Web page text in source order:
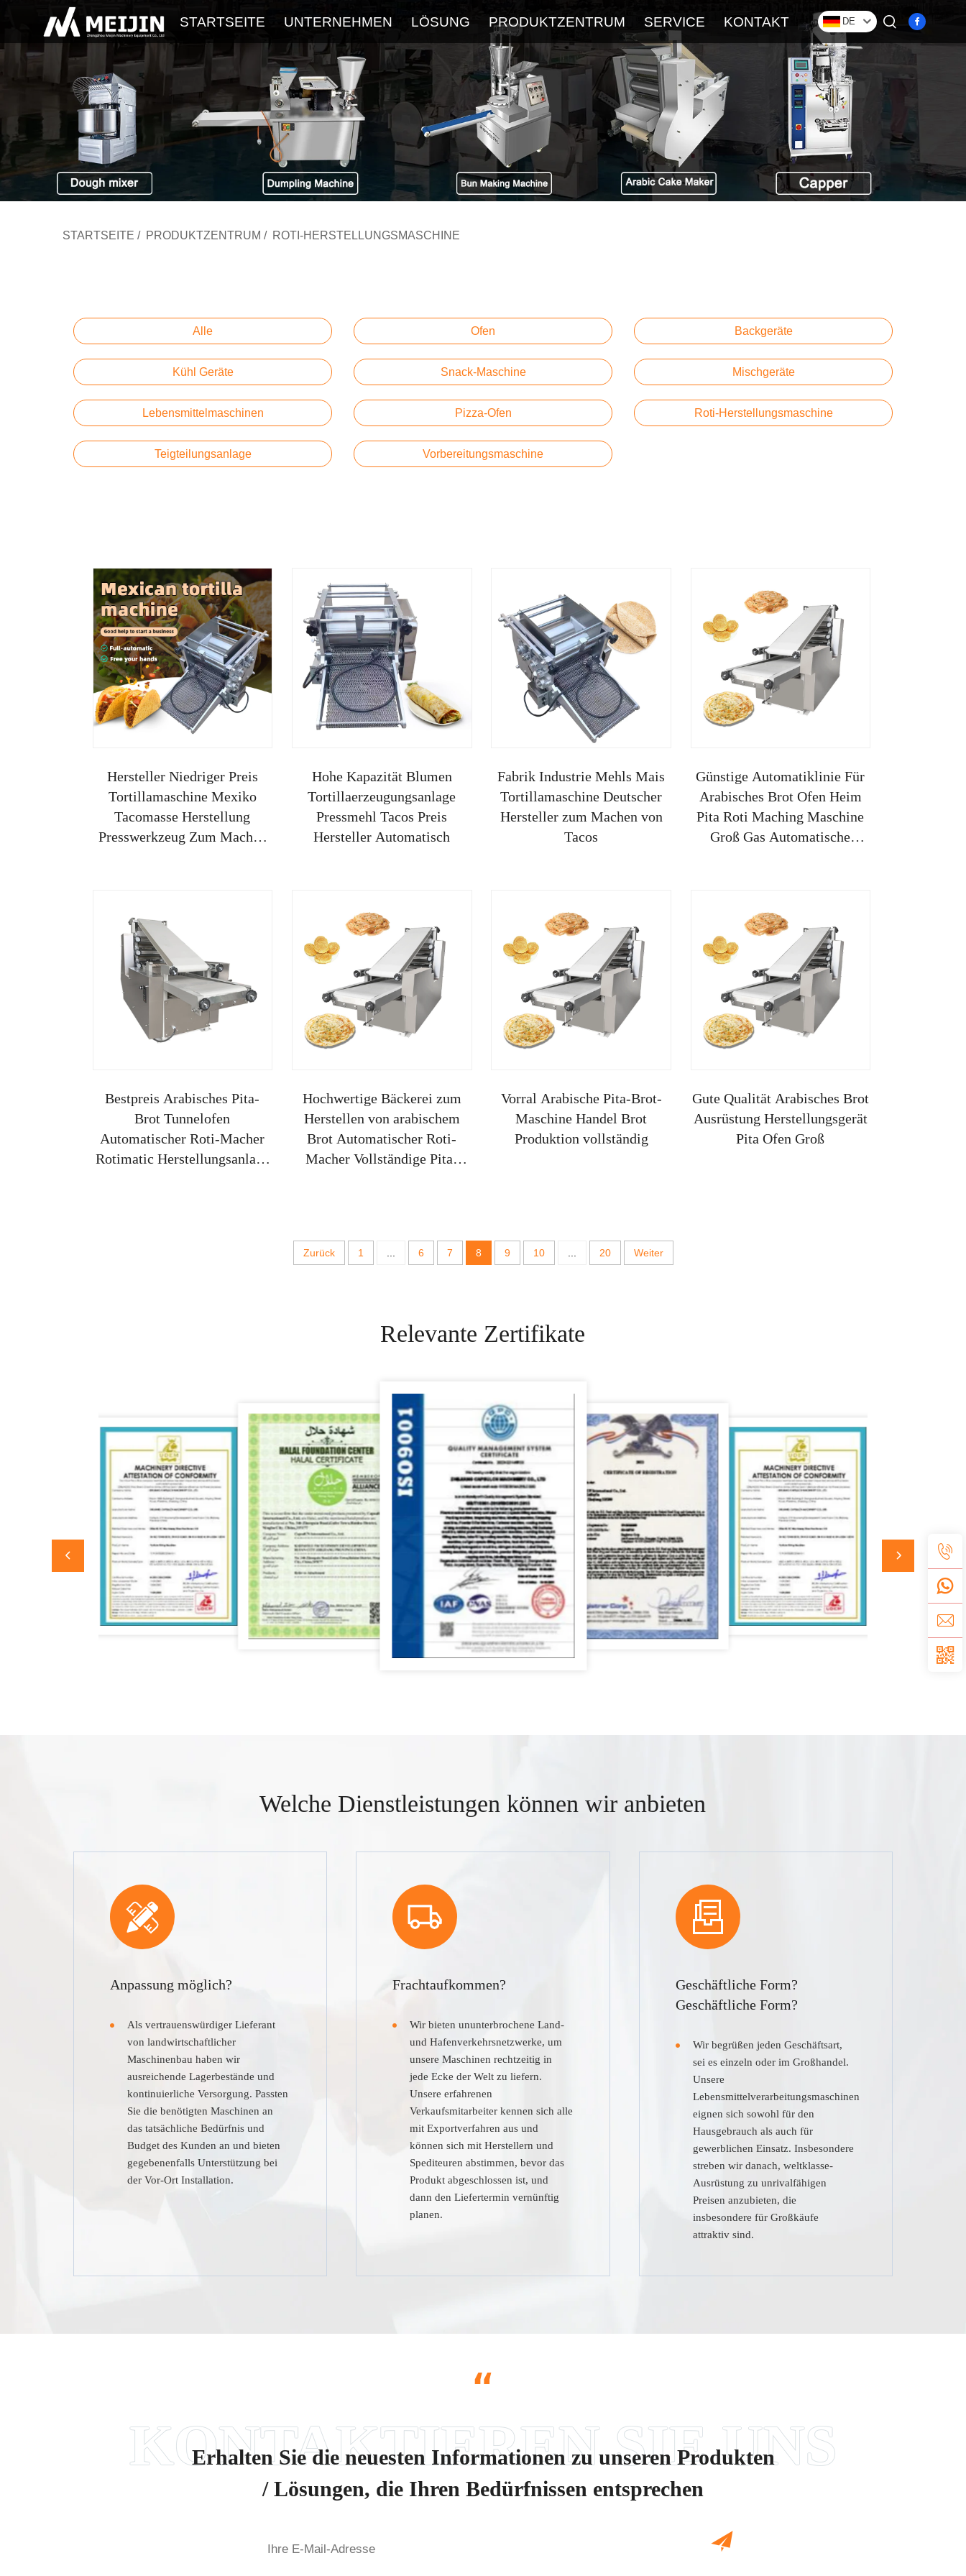
STARTSEITE UNTERNEHMEN
Über Neueste Blog
LÖSUNG PRODUKTZENTRUM SERVICE
Service FAQ
KONTAKT DE
STARTSEITE / PRODUKTZENTRUM / ROTI-HERSTELLUNGSMASCHINE
Alle Ofen Backgeräte
Kühl Geräte Snack-Maschine Mischgeräte
Lebensmittelmaschinen Pizza-Ofen Roti-Herstellungsmaschine
Teigteilungsanlage Vorbereitungsmaschine
Hersteller Niedriger Preis
Tortillamaschine Mexiko
Tacomasse Herstellung
Presswerkzeug Zum Machen
Hohe Kapazität Blumen
Tortillaerzeugungsanlage
Pressmehl Tacos Preis
Hersteller Automatisch
Fabrik Industrie Mehls Mais
Tortillamaschine Deutscher
Hersteller zum Machen von
Tacos
Günstige Automatiklinie Für
Arabisches Brot Ofen Heim
Pita Roti Maching Maschine
Groß Gas Automatische
Bestpreis Arabisches Pita-
Brot Tunnelofen
Automatischer Roti-Macher
Rotimatic Herstellungsanlage
Hochwertige Bäckerei zum
Herstellen von arabischem
Brot Automatischer Roti-
Macher Vollständige Pita-
Vorral Arabische Pita-Brot-
Maschine Handel Brot
Produktion vollständig
Gute Qualität Arabisches Brot
Ausrüstung Herstellungsgerät
Pita Ofen Groß
Zurück 1 6 7 8 9 10 20 Weiter
Relevante Zertifikate
Welche Dienstleistungen können wir anbieten
Anpassung möglich?
Als vertrauenswürdiger Lieferant
von landwirtschaftlicher
Maschinenbau haben wir
ausreichende Lagerbestände und
kontinuierliche Versorgung. Passten
Sie die benötigten Maschinen an
das tatsächliche Bedürfnis und
Budget des Kunden an und bieten
gegebenenfalls Unterstützung bei
der Vor-Ort Installation.
Frachtaufkommen?
Wir bieten ununterbrochene Land-
und Hafenverkehrsnetzwerke, um
unsere Maschinen rechtzeitig in
jede Ecke der Welt zu liefern.
Unsere erfahrenen
Verkaufsmitarbeiter kennen sich alle
mit Exportverfahren aus und
können sich mit Herstellern und
Spediteuren abstimmen, bevor das
Produkt abgeschlossen ist, und
dann den Liefertermin vernünftig
planen.
Geschäftliche Form?
Geschäftliche Form?
Wir begrüßen jeden Geschäftsart,
sei es einzeln oder im Großhandel.
Unsere
Lebensmittelverarbeitungsmaschinen
eignen sich sowohl für den
Hausgebrauch als auch für
gewerblichen Einsatz. Insbesondere
streben wir danach, weltklasse-
Ausrüstung zu unrivalfähigen
Preisen anzubieten, die
insbesondere für Großkäufe
attraktiv sind.
“
Erhalten Sie die neuesten Informationen zu unseren Produkten
/ Lösungen, die Ihren Bedürfnissen entsprechen